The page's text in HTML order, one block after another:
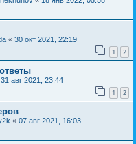
« 30 окт 2021, 22:19
1 2
31 авг 2021, 23:44
1 2
« 07 авг 2021, 16:03